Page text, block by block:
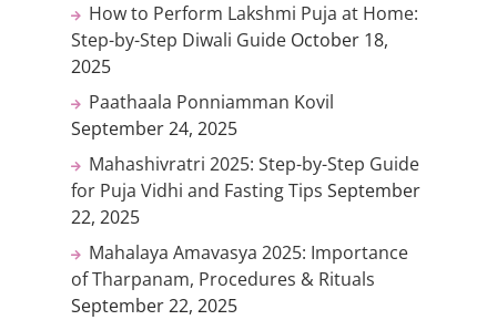
How to Perform Lakshmi Puja at Home:
Step-by-Step Diwali Guide October 18,
2025
Paathaala Ponniamman Kovil
September 24, 2025
Mahashivratri 2025: Step-by-Step Guide
for Puja Vidhi and Fasting Tips September
22, 2025
Mahalaya Amavasya 2025: Importance
of Tharpanam, Procedures & Rituals
September 22, 2025